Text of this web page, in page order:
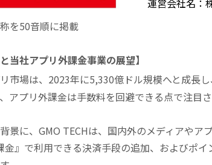
運営会社名：
を50音順に掲載
当社アプリ外課金事業の展望】
市場は、2023年に5,330億ドル規模へと成長
アプリ外課金は手数料を回避できる点で注
景に、GMO TECHは、国内外のメディアや
金』で利用できる決済手段の追加、およびポ